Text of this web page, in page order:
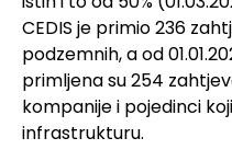
CEDIS je primio 236
podzemnih, a od
primljena su 254
kompanije i pojedinci
infrastrukturu.